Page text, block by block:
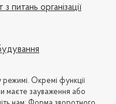
з питань організації
Окремі функції
маєте зауваження або